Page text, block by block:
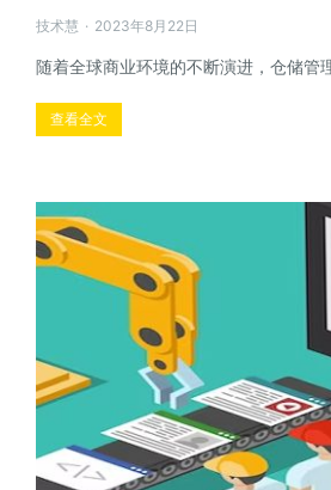
技术慧 2023年8月22日
随着全球商业环境的不断演进，仓储管
查看全文